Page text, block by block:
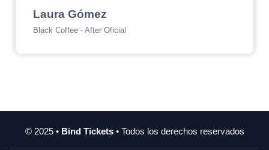
Laura Gómez
Black Coffee - After Oficial
© 2025 • Bind Tickets• Todos los derechos reservados